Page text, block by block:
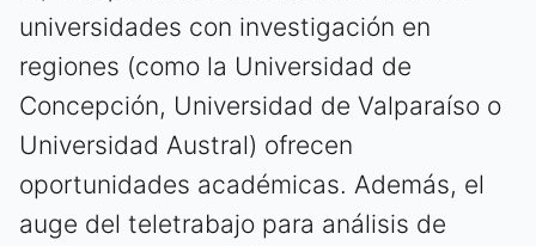
universidades con investigación en
regiones (como la Universidad de
Concepción, Universidad de Valparaíso o
Universidad Austral) ofrecen
oportunidades académicas. Además, el
auge del teletrabajo para análisis de